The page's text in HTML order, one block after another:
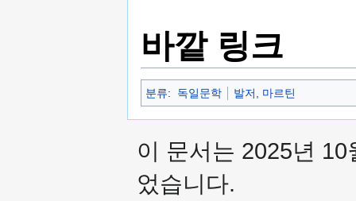
바깥 링크
분류: 독일문학 발저, 마르틴
이 문서는 2025년
었습니다.